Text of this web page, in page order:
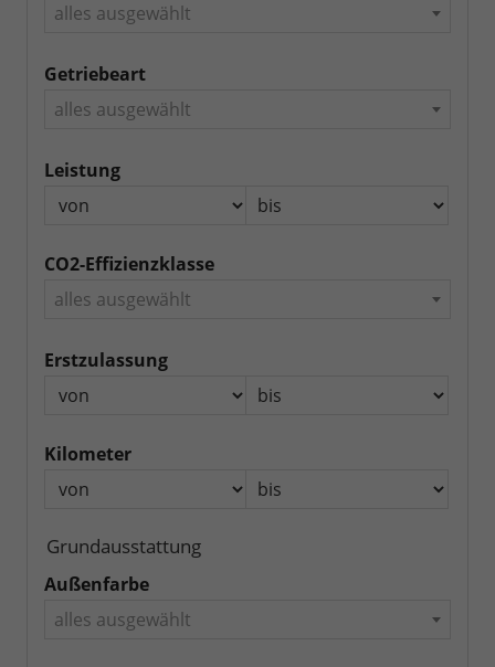
alles ausgewählt
Getriebeart
alles ausgewählt
Leistung
CO2-Effizienzklasse
alles ausgewählt
Erstzulassung
Kilometer
Grundausstattung
Außenfarbe
alles ausgewählt